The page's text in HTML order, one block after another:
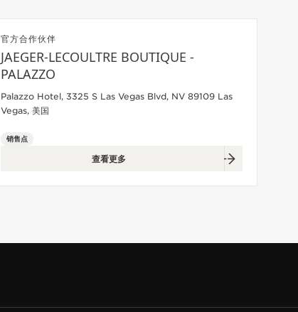
官方合作伙伴
JAEGER-LECOULTRE BOUTIQUE -
PALAZZO
Palazzo Hotel, 3325 S Las Vegas Blvd, NV 89109 Las
Vegas, 美国
销售点
查看更多